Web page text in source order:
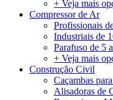
+ Veja mais
Compressor de Ar
Profissionais
Industriais de
Parafuso de 5
+ Veja mais
Construção Civil
Caçambas
Alisadoras de